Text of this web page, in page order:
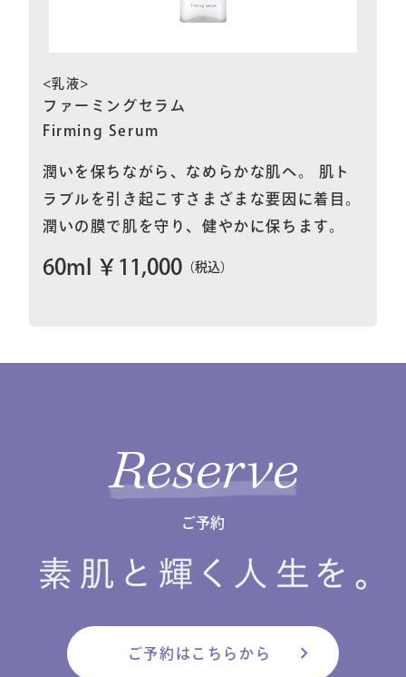
<乳液>
ファーミングセラム
Firming Serum
潤いを保ちながら、なめらかな肌へ。 肌ト
ラブルを引き起こすさまざまな要因に着目。
潤いの膜で肌を守り、健やかに保ちます。
60ml ￥11,000 （税込）
Reserve
ご予約
ご予約はこちらから chevron_right